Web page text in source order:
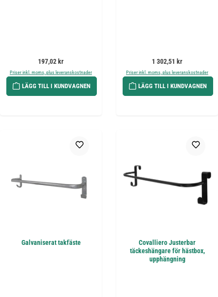
Ordinarie pris:
197,02 kr
Priser inkl. moms, plus leveranskostnader
LÄGG TILL I KUNDVAGNEN
Ordinarie pris:
1 302,51 kr
Priser inkl. moms, plus leveranskostnader
LÄGG TILL I KUNDVAGNEN
Galvaniserat takfäste
Covalliero Justerbar
täckeshängare för hästbox,
upphängning